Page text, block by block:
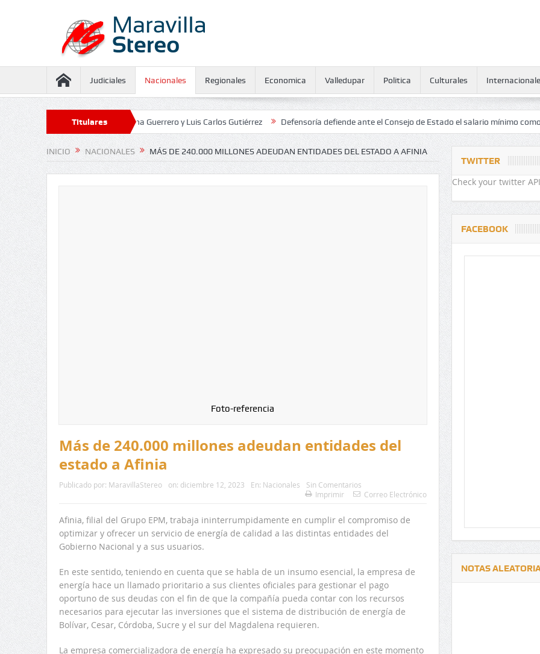
Judiciales Nacionales Regionales Economica Valledupar Politica Culturales
Titulares
contra Juliana Guerrero y Luis Carlos Gutiérrez Defensoría defiende ante el Consejo de Estado el salario mínimo como derecho
INICIO NACIONALES MÁS DE 240.000 MILLONES ADEUDAN ENTIDADES DEL ESTADO A AFINIA
Foto-referencia
Más de 240.000 millones adeudan entidades del
estado a Afinia
Publicado por: MaravillaStereo on: diciembre 12, 2023 En: Nacionales
Sin Comentarios
Imprimir
Correo Electrónico
Afinia, filial del Grupo EPM, trabaja ininterrumpidamente en cumplir el compromiso de
optimizar y ofrecer un servicio de energía de calidad a las distintas entidades del
Gobierno Nacional y a sus usuarios.
En este sentido, teniendo en cuenta que se habla de un insumo esencial, la empresa de
energía hace un llamado prioritario a sus clientes oficiales para gestionar el pago
oportuno de sus deudas con el fin de que la compañía pueda contar con los recursos
necesarios para ejecutar las inversiones que el sistema de distribución de energía de
Bolívar, Cesar, Córdoba, Sucre y el sur del Magdalena requieren.
La empresa comercializadora de energía ha expresado su preocupación en este momento
TWITTER
Check your twitter
FACEBOOK
NOTAS